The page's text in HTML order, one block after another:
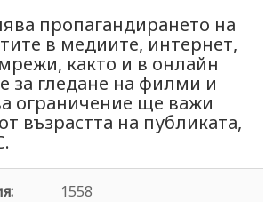
пропагандирането на
в медиите, интернет,
както и в онлайн
за гледане на филми и
ограничение ще важи
възрастта на публиката,
1558